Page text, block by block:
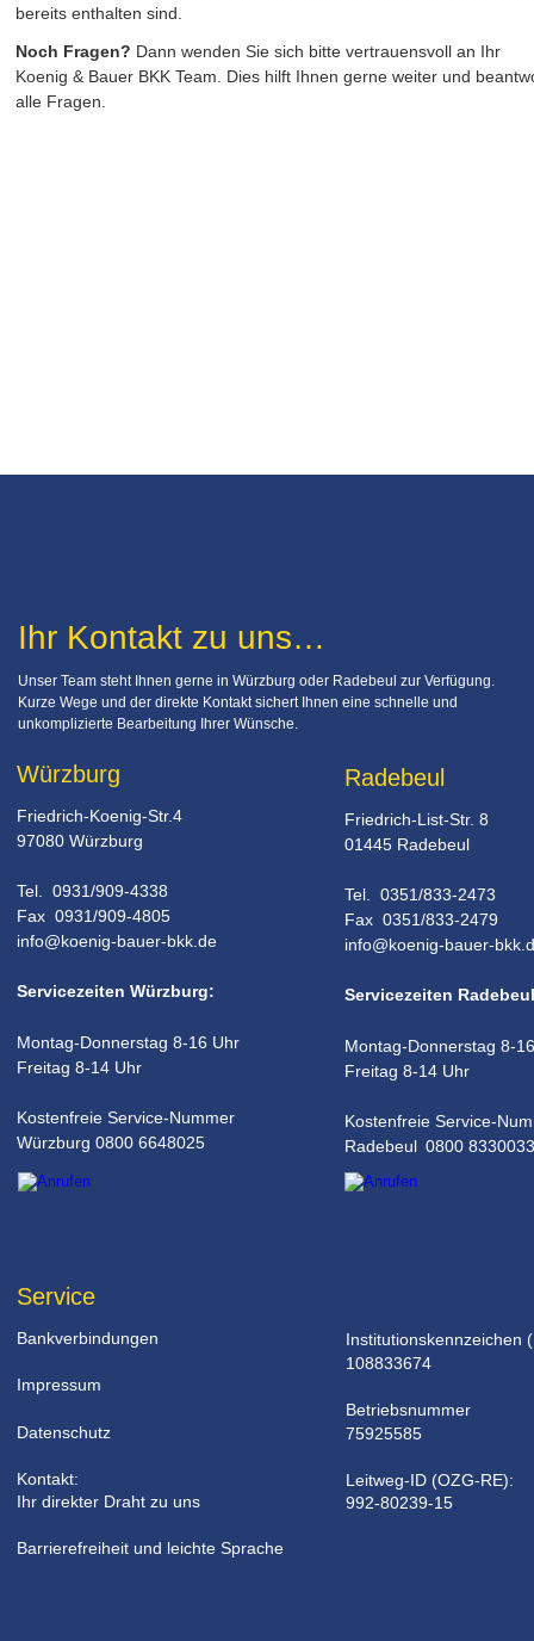
bereits enthalten sind.
Noch Fragen? Dann wenden Sie sich bitte vertrauensvoll an Ihr
Koenig & Bauer BKK Team. Dies hilft Ihnen gerne weiter und
alle Fragen.
Würzburg
Friedrich-Koenig-Str.4
97080 Würzburg
Tel.  0931/909-4338
Fax  0931/909-4805
info@koenig-bauer-bkk.de
Servicezeiten Würzburg:
Montag-Donnerstag 8-16 Uhr
Freitag 8-14 Uhr
Kostenfreie Service-Nummer
Würzburg 0800 6648025
Radebeul
Friedrich-List-Str. 8
01445 Radebeul
Tel.  0351/833-2473
Fax  0351/833-2479
info@koenig-bauer-
Servicezeiten
Montag-Donnerstag 8-
Freitag 8-14 Uhr
Kostenfreie Service-
Radebeul 0800 8330033
Service
Bankverbindungen
Impressum
Datenschutz
Kontakt:
Ihr direkter Draht zu uns
Barrierefreiheit und leichte Sprache
Ihr Kontakt zu uns…
Unser Team steht Ihnen gerne in Würzburg oder Radebeul zur Verfügung.
Kurze Wege und der direkte Kontakt sichert Ihnen eine schnelle und
unkomplizierte Bearbeitung Ihrer Wünsche.
Institutionskennzeichen
108833674
Betriebsnummer
75925585
Leitweg-ID (OZG-RE):
992-80239-15